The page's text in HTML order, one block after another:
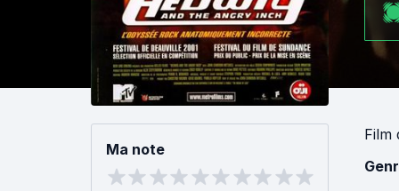
Ma note
Film